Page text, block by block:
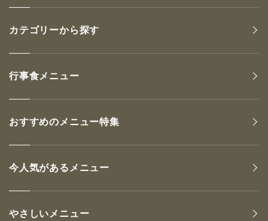
カテゴリーから探す
行事食メニュー
おすすめのメニュー特集
今人気があるメニュー
やさしいメニュー